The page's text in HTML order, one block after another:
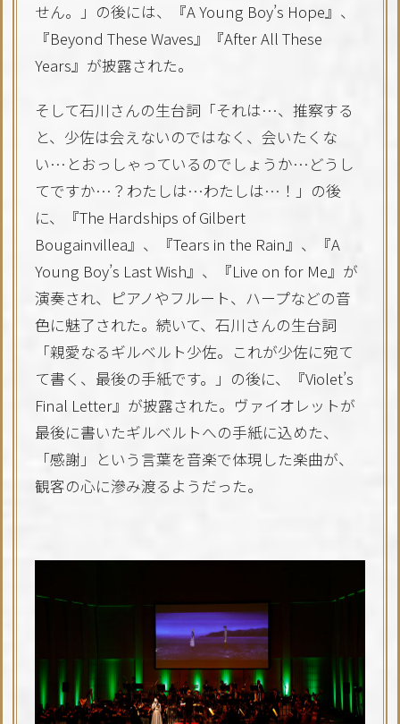
せん。」の後には、『A Young Boy’s Hope』、
『Beyond These Waves』『After All These
Years』が披露された。
そして石川さんの生台詞「それは…、推察する
と、少佐は会えないのではなく、会いたくな
い…とおっしゃっているのでしょうか…どうし
てですか…？わたしは…わたしは…！」の後
に、『The Hardships of Gilbert
Bougainvillea』、『Tears in the Rain』、『A
Young Boy’s Last Wish』、『Live on for Me』が
演奏され、ピアノやフルート、ハープなどの音
色に魅了された。続いて、石川さんの生台詞
「親愛なるギルベルト少佐。これが少佐に宛て
て書く、最後の手紙です。」の後に、『Violet’s
Final Letter』が披露された。ヴァイオレットが
最後に書いたギルベルトへの手紙に込めた、
「感謝」という言葉を音楽で体現した楽曲が、
観客の心に滲み渡るようだった。